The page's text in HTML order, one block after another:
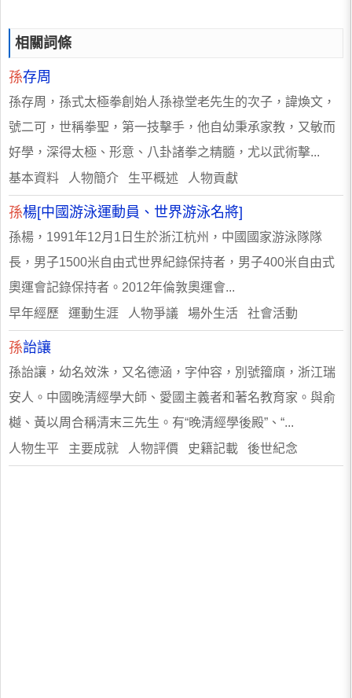
相關詞條
孫存周
孫存周，孫式太極拳創始人孫祿堂老先生的次子，諱煥文，
號二可，世稱拳聖，第一技擊手，他自幼秉承家教，又敏而
好學，深得太極、形意、八卦諸拳之精髓，尤以武術擊...
基本資料 人物簡介 生平概述 人物貢獻
孫楊[中國游泳運動員、世界游泳名將]
孫楊，1991年12月1日生於浙江杭州，中國國家游泳隊隊
長，男子1500米自由式世界紀錄保持者，男子400米自由式
奧運會記錄保持者。2012年倫敦奧運會...
早年經歷 運動生涯 人物爭議 場外生活 社會活動
孫詒讓
孫詒讓，幼名效洙，又名德涵，字仲容，別號籀廎，浙江瑞
安人。中國晚清經學大師、愛國主義者和著名教育家。與俞
樾、黃以周合稱清末三先生。有“晚清經學後殿”、“...
人物生平 主要成就 人物評價 史籍記載 後世紀念